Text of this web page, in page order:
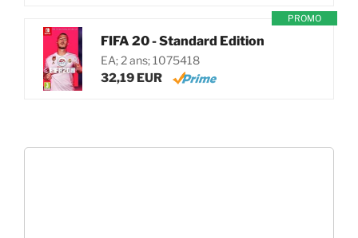
PROMO
FIFA 20 - Standard Edition
EA; 2 ans; 1075418
32,19 EUR